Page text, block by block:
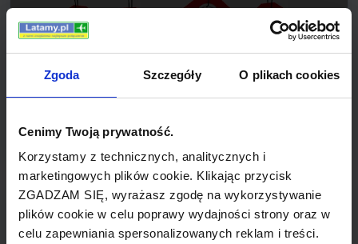
Zgoda Szczegóły O plikach cookies
Cenimy Twoją prywatność.
Korzystamy z technicznych, analitycznych i
marketingowych plików cookie. Klikając przycisk
ZGADZAM SIĘ, wyrażasz zgodę na wykorzystywanie
plików cookie w celu poprawy wydajności strony oraz w
celu zapewniania spersonalizowanych reklam i treści.
Z: WARSZAWA